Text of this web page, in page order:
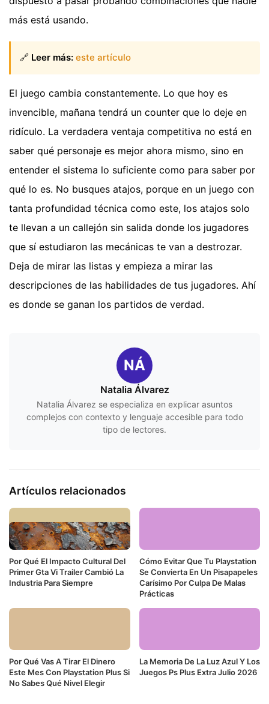
más está usando.
🔗 Leer más: este artículo
El juego cambia constantemente. Lo que hoy es
invencible, mañana tendrá un counter que lo deje en
ridículo. La verdadera ventaja competitiva no está en
saber qué personaje es mejor ahora mismo, sino en
entender el sistema lo suficiente como para saber por
qué lo es. No busques atajos, porque en un juego con
tanta profundidad técnica como este, los atajos solo
te llevan a un callejón sin salida donde los jugadores
que sí estudiaron las mecánicas te van a destrozar.
Deja de mirar las listas y empieza a mirar las
descripciones de las habilidades de tus jugadores. Ahí
es donde se ganan los partidos de verdad.
NÁ
Natalia Álvarez
Natalia Álvarez se especializa en explicar asuntos
complejos con contexto y lenguaje accesible para todo
tipo de lectores.
Artículos relacionados
Por Qué El Impacto Cultural Del
Primer Gta Vi Trailer Cambió La
Industria Para Siempre
Cómo Evitar Que Tu Playstation
Se Convierta En Un Pisapapeles
Carísimo Por Culpa De Malas
Prácticas
Por Qué Vas A Tirar El Dinero
Este Mes Con Playstation Plus Si
No Sabes Qué Nivel Elegir
La Memoria De La Luz Azul Y Los
Juegos Ps Plus Extra Julio 2026